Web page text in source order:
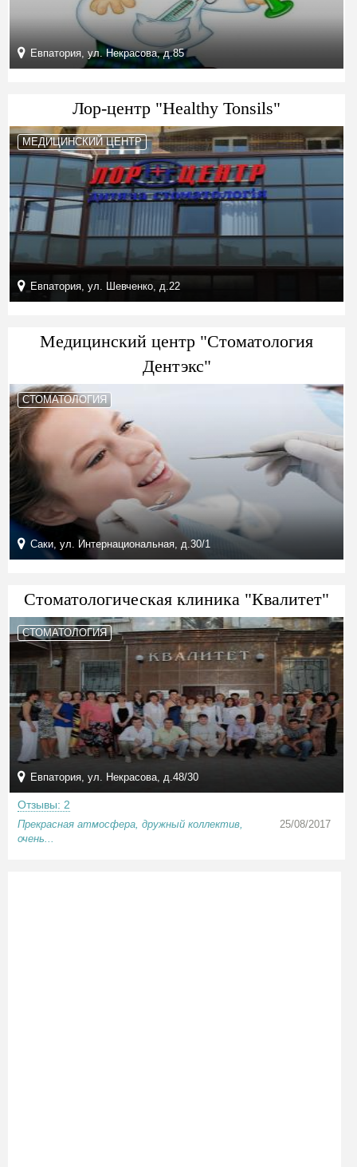
Евпатория, ул. Некрасова, д.85
Лор-центр "Healthy Tonsils"
МЕДИЦИНСКИЙ ЦЕНТР
Евпатория, ул. Шевченко, д.22
Медицинский центр "Стоматология
Дентэкс"
СТОМАТОЛОГИЯ
Саки, ул. Интернациональная, д.30/1
Стоматологическая клиника "Квалитет"
СТОМАТОЛОГИЯ
Евпатория, ул. Некрасова, д.48/30
Отзывы: 2
Прекрасная атмосфера, дружный коллектив,
очень...
25/08/2017